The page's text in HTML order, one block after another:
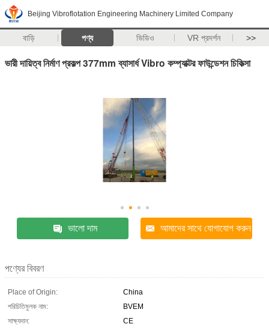
Beijing Vibroflotation Engineering Machinery Limited Company
বাড়ি পণ্য ভিডিও VR প্রদর্শন >>
ভারী দায়িত্ব নির্মাণ প্রকল্প 377mm ব্যাসার্ধ Vibro কম্প্যাক্টর ফাউন্ডেশন চিকিত্সা
ভালো দাম আমাদের সাথে যোগাযোগ করুন
পণ্যের বিবরণ
Place of Origin:
China
পরিচিতিমুলক নাম:
BVEM
সাক্ষ্যদান:
CE